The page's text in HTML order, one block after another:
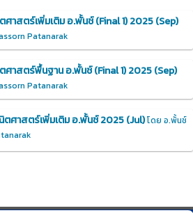
าสตร์เพิ่มเติม อ.พั้นช์ (Final 1) 2025 (Sep)
Patanarak
ศาสตร์พื้นฐาน อ.พั้นช์ (Final 1) 2025 (Sep)
Patanarak
ตศาสตร์เพิ่มเติม อ.พั้นช์ 2025 (Jul)โดย อ.พั้นช์